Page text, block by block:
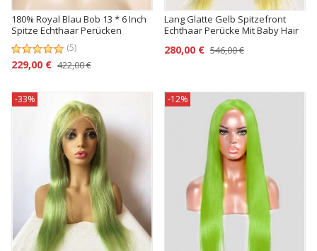
180% Royal Blau Bob 13 * 6 Inch
Spitze Echthaar Perücken
(5)
422,00 €
229,00 €
Lang Glatte Gelb Spitzefront
Echthaar Perücke Mit Baby Hair
546,00 €
280,00 €
-33% -12%